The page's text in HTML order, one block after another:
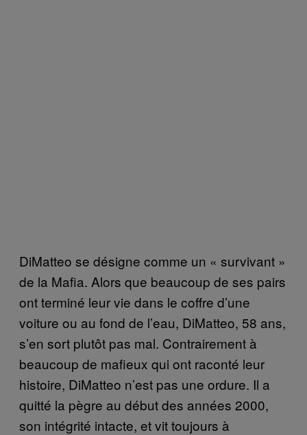
DiMatteo se désigne comme un « survivant »
de la Mafia. Alors que beaucoup de ses pairs
ont terminé leur vie dans le coffre d’une
voiture ou au fond de l’eau, DiMatteo, 58 ans,
s’en sort plutôt pas mal. Contrairement à
beaucoup de mafieux qui ont raconté leur
histoire, DiMatteo n’est pas une ordure. Il a
quitté la pègre au début des années 2000,
son intégrité intacte, et vit toujours à